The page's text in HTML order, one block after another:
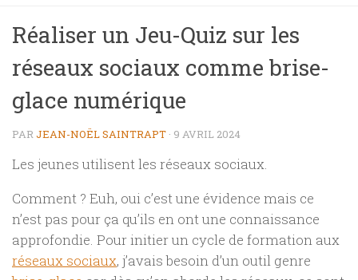
Réaliser un Jeu-Quiz sur les
réseaux sociaux comme brise-
glace numérique
PARJEAN-NOËL SAINTRAPT · 9 AVRIL 2024
Les jeunes utilisent les réseaux sociaux.
Comment ? Euh, oui c’est une évidence mais ce
n’est pas pour ça qu’ils en ont une connaissance
approfondie. Pour initier un cycle de formation aux
réseaux sociaux, j’avais besoin d’un outil genre